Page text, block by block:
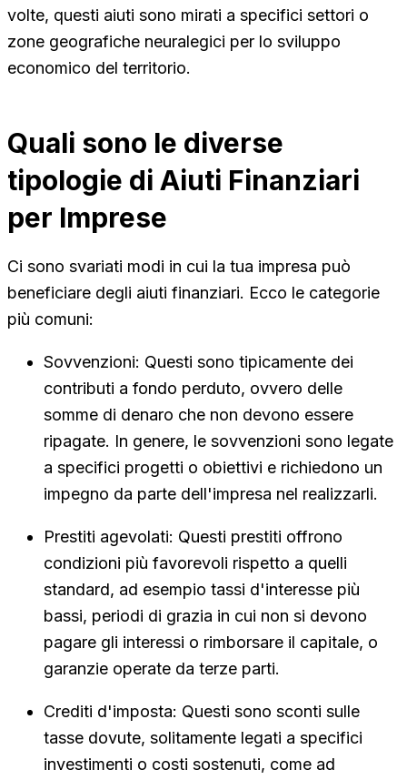
volte, questi aiuti sono mirati a specifici settori o
zone geografiche neuralegici per lo sviluppo
economico del territorio.
Quali sono le diverse
tipologie di Aiuti Finanziari
per Imprese
Ci sono svariati modi in cui la tua impresa può
beneficiare degli aiuti finanziari. Ecco le categorie
più comuni:
Sovvenzioni: Questi sono tipicamente dei
contributi a fondo perduto, ovvero delle
somme di denaro che non devono essere
ripagate. In genere, le sovvenzioni sono legate
a specifici progetti o obiettivi e richiedono un
impegno da parte dell'impresa nel realizzarli.
Prestiti agevolati: Questi prestiti offrono
condizioni più favorevoli rispetto a quelli
standard, ad esempio tassi d'interesse più
bassi, periodi di grazia in cui non si devono
pagare gli interessi o rimborsare il capitale, o
garanzie operate da terze parti.
Crediti d'imposta: Questi sono sconti sulle
tasse dovute, solitamente legati a specifici
investimenti o costi sostenuti, come ad